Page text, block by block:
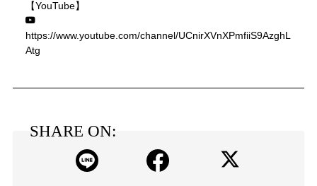
【YouTube】
https://www.youtube.com/channel/UCnirXVnXPmfiiS9AzghL
Atg
SHARE ON: